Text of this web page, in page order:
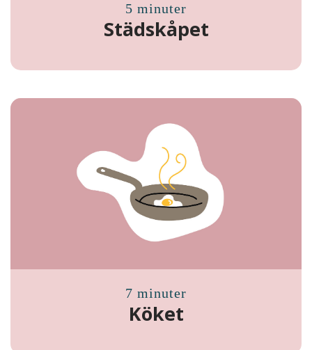
5 minuter
Städskåpet
7 minuter
Köket